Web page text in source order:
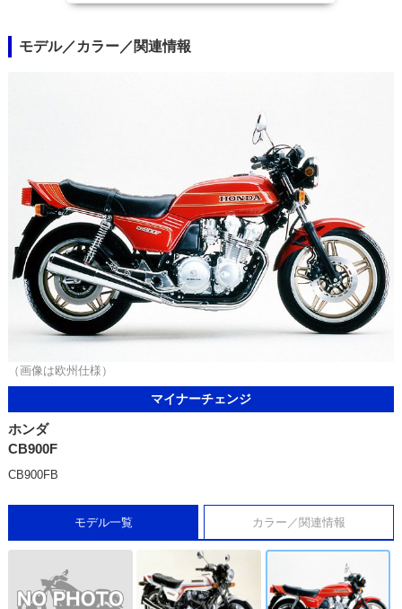
モデル／カラー／関連情報
（画像は欧州仕様）
マイナーチェンジ
ホンダ
CB900F
CB900FB
モデル一覧 カラー／関連情報